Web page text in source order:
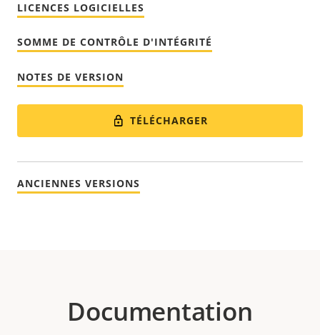
LICENCES LOGICIELLES
SOMME DE CONTRÔLE D'INTÉGRITÉ
NOTES DE VERSION
TÉLÉCHARGER
ANCIENNES VERSIONS
Documentation